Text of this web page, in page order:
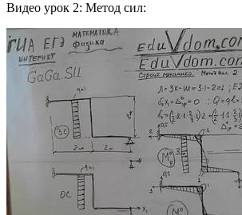
Видео урок 2: Метод сил: